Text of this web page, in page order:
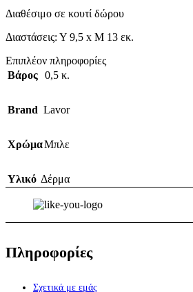
Διαθέσιμο σε κουτί δώρου
Διαστάσεις: Υ 9,5 x Μ 13 εκ.
Επιπλέον πληροφορίες
Βάρος 0,5 κ.
Brand Lavor
ΧρώμαΜπλε
Υλικό Δέρμα
Πληροφορίες
Σχετικά με εμάς